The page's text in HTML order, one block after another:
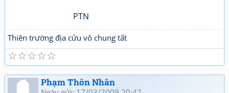
PTN
Thiên trường địa cửu vô chung tất
☆
☆
☆
☆
☆
Phạm Thôn Nhân